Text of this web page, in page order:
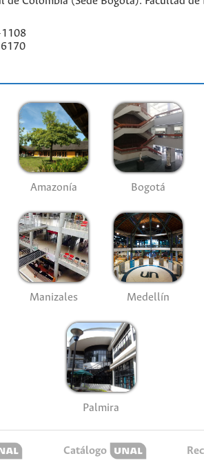
1108
6170
Amazonía Bogotá
Manizales Medellín
Palmira
Catálogo